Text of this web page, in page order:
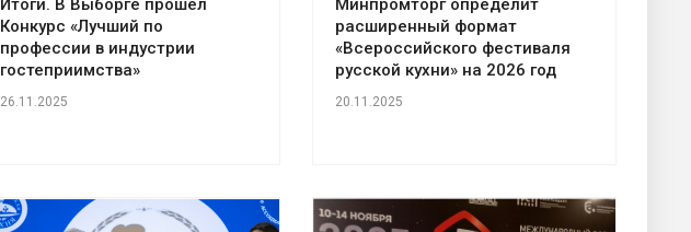
Итоги. В Выборге прошел
Конкурс «Лучший по
профессии в индустрии
гостеприимства»
26.11.2025
Минпромторг определит
расширенный формат
«Всероссийского фестиваля
русской кухни» на 2026 год
20.11.2025